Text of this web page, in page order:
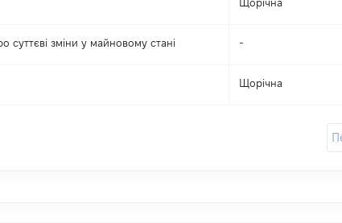
Щорічна
суттєві зміни y майновому стані -
Щорічна